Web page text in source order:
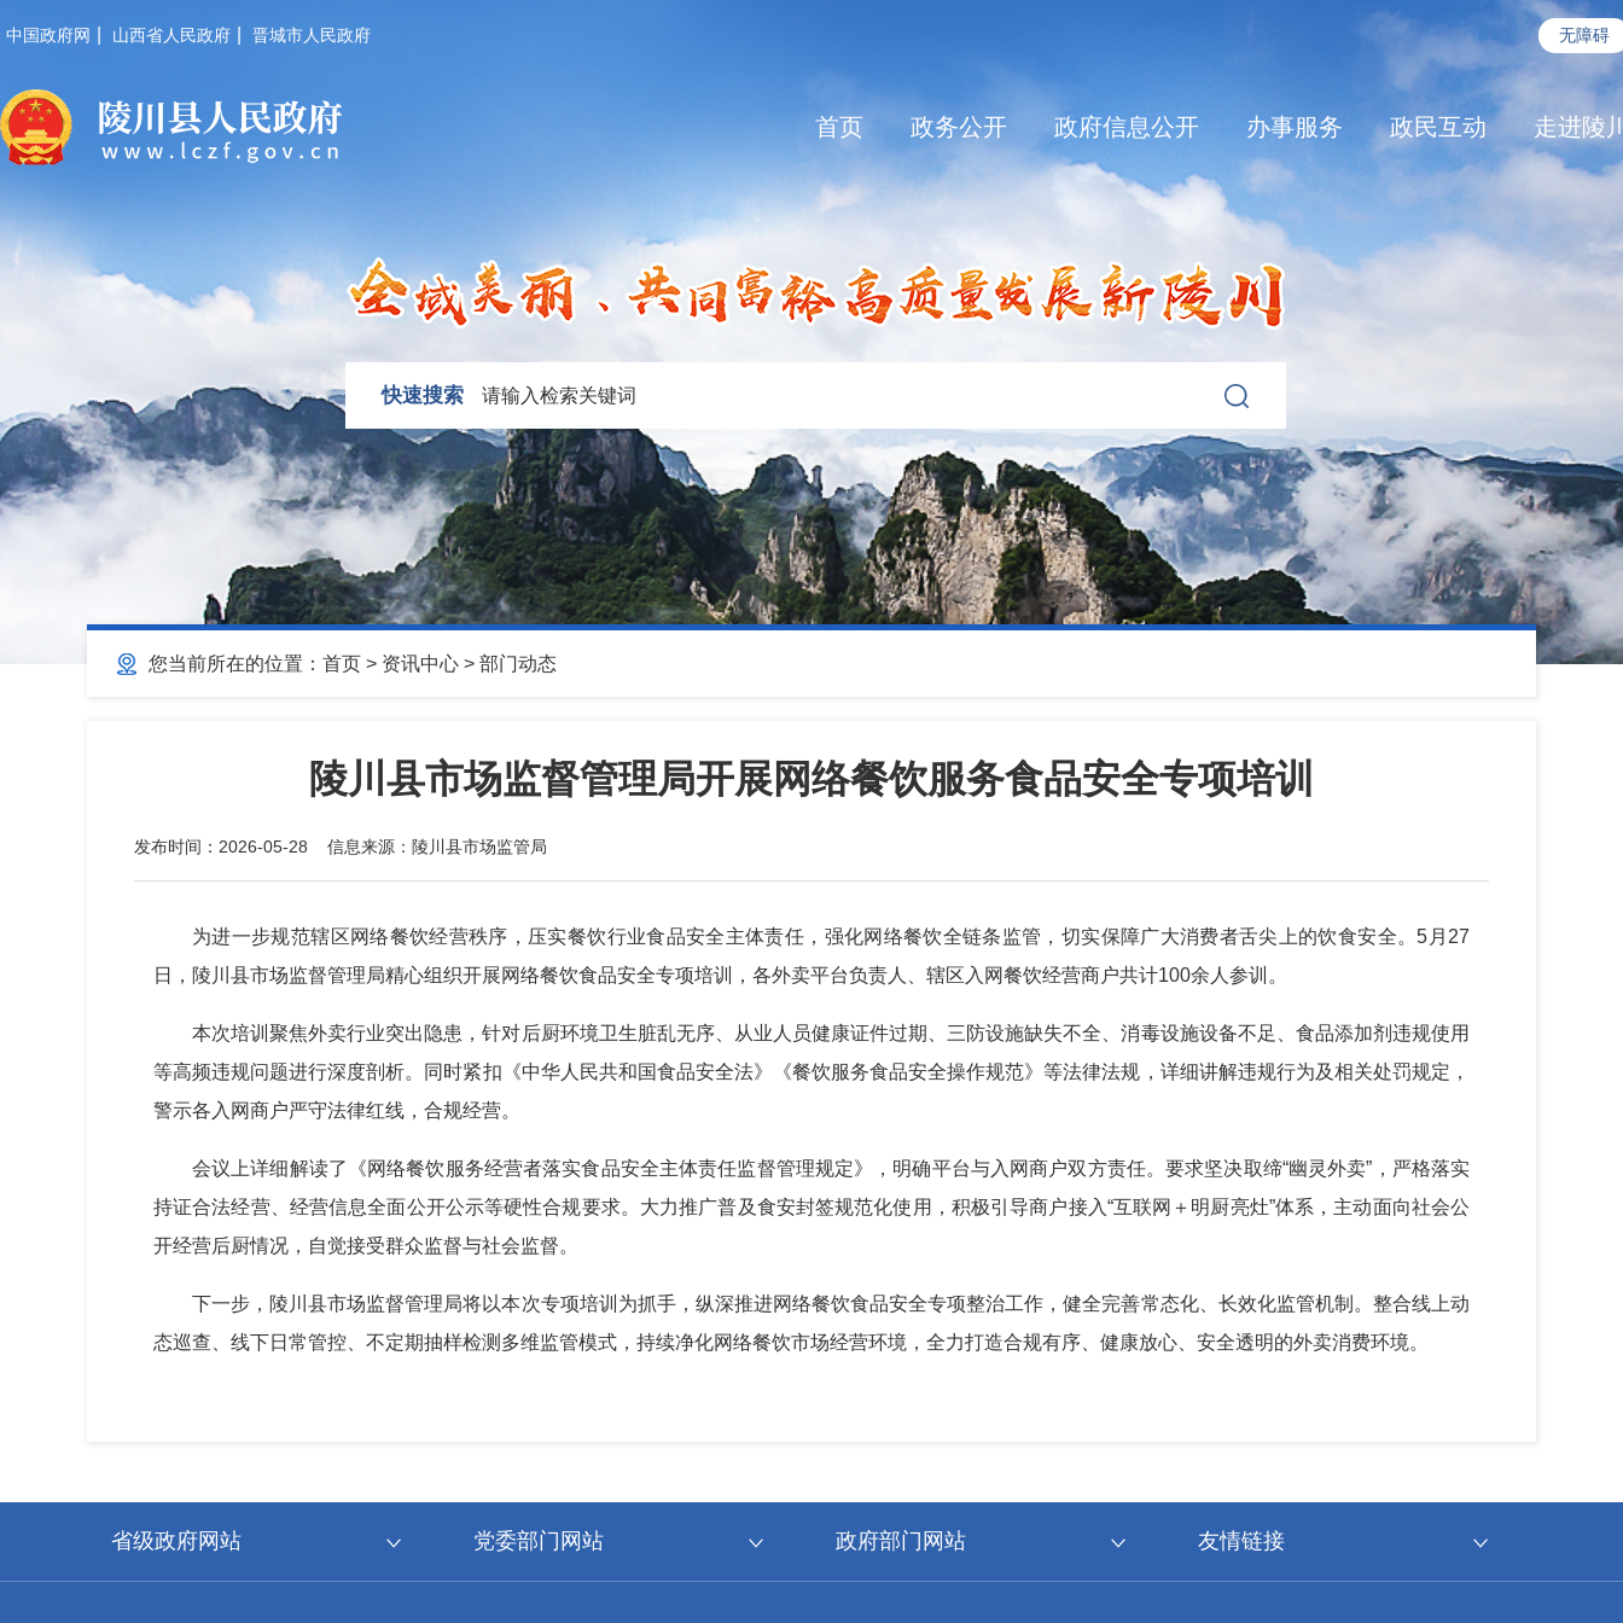
中国政府网 山西省人民政府 晋城市人民政府 无障碍
首页 政务公开 政府信息公开 办事服务 政民互动 走进陵
快速搜索
您当前所在的位置： 首页 > 资讯中心 > 部门动态
陵川县市场监督管理局开展网络餐饮服务食品安全专项培训
发布时间： 2026-05-28 信息来源： 陵川县市场监管局
为进一步规范辖区网络餐饮经营秩序，压实餐饮行业食品安全主体责任，强化网络餐饮全链条监管，切实保障广大消费者舌尖上的饮食安全。5月27
日，陵川县市场监督管理局精心组织开展网络餐饮食品安全专项培训，各外卖平台负责人、辖区入网餐饮经营商户共计100余人参训。
本次培训聚焦外卖行业突出隐患，针对后厨环境卫生脏乱无序、从业人员健康证件过期、三防设施缺失不全、消毒设施设备不足、食品添加剂违规使用
等高频违规问题进行深度剖析。同时紧扣《中华人民共和国食品安全法》《餐饮服务食品安全操作规范》等法律法规，详细讲解违规行为及相关处罚规定，
警示各入网商户严守法律红线，合规经营。
会议上详细解读了《网络餐饮服务经营者落实食品安全主体责任监督管理规定》，明确平台与入网商户双方责任。要求坚决取缔“幽灵外卖”，严格落实
持证合法经营、经营信息全面公开公示等硬性合规要求。大力推广普及食安封签规范化使用，积极引导商户接入“互联网＋明厨亮灶”体系，主动面向社会公
开经营后厨情况，自觉接受群众监督与社会监督。
下一步，陵川县市场监督管理局将以本次专项培训为抓手，纵深推进网络餐饮食品安全专项整治工作，健全完善常态化、长效化监管机制。整合线上动
态巡查、线下日常管控、不定期抽样检测多维监管模式，持续净化网络餐饮市场经营环境，全力打造合规有序、健康放心、安全透明的外卖消费环境。
省级政府网站 党委部门网站 政府部门网站 友情链接